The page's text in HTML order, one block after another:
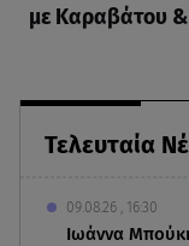
Τελευταία
09.08.26 , 16:30
Ιωάννα
με Καραβάτου &